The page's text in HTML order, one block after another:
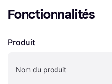
Fonctionnalités
Produit
Nom du produit